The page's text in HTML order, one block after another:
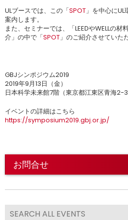
ULブースでは、この「SPOT」を中心に
案内します。
また、セミナーでは、「LEEDやWELLの
介」の中で「SPOT」のご紹介させていた
GBJシンポジウム2019
2019年9月13日（金）
日本科学未来館7階（東京都江東区青海2-
イベントの詳細はこちら
https://symposium2019.gbj.or.jp/
お問合せ